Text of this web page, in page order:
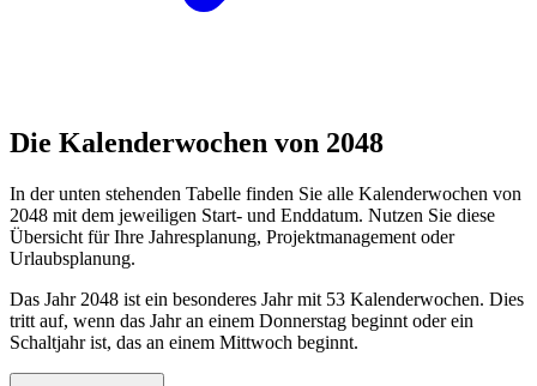
Die Kalenderwochen von 2048
In der unten stehenden Tabelle finden Sie alle Kalenderwochen von
2048 mit dem jeweiligen Start- und Enddatum. Nutzen Sie diese
Übersicht für Ihre Jahresplanung, Projektmanagement oder
Urlaubsplanung.
Das Jahr 2048 ist ein besonderes Jahr mit 53 Kalenderwochen. Dies
tritt auf, wenn das Jahr an einem Donnerstag beginnt oder ein
Schaltjahr ist, das an einem Mittwoch beginnt.